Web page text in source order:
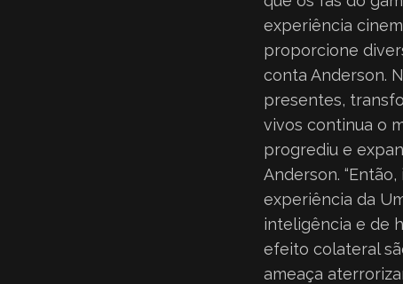
experiência
proporcione
conta Anderson.
presentes,
vivos continua o
progrediu e
Anderson.
experiência da
inteligência e de
efeito colateral
ameaça